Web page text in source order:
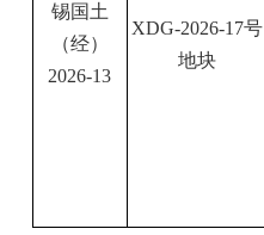
锡国土
（经）
2026-13
XDG-2026-17号
地块